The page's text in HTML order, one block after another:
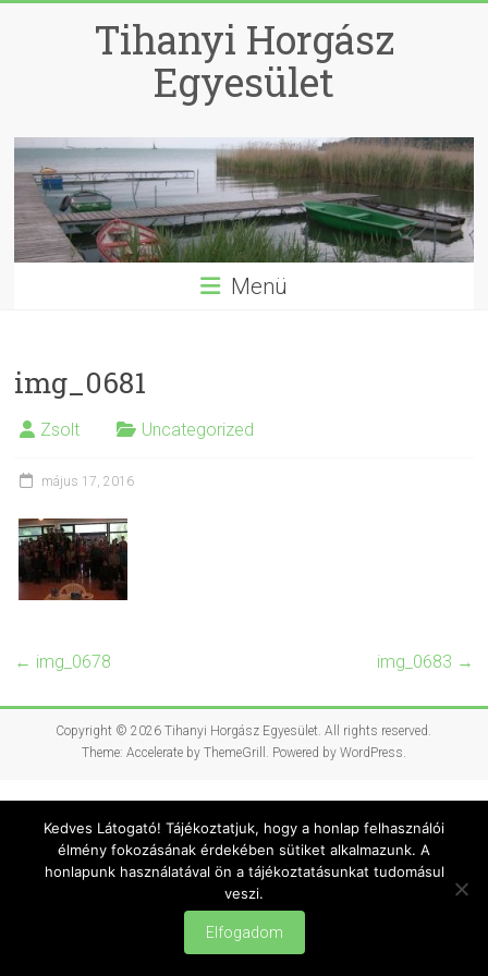
Tihanyi Horgász
Egyesület
Menü
img_0681
Zsolt Uncategorized
május 17, 2016
← img_0678 img_0683 →
Copyright © 2026Tihanyi Horgász Egyesület . All rights reserved.
Theme: Accelerateby ThemeGrill. Powered by WordPress
Kedves Látogató! Tájékoztatjuk, hogy a honlap felhasználói
élmény fokozásának érdekében sütiket alkalmazunk. A
honlapunk használatával ön a tájékoztatásunkat tudomásul
veszi.
Elfogadom